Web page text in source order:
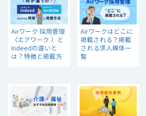
Airワーク 採用管理
（エアワーク ）と
Indeedの違いと
は？特徴と掲載方
Airワークはどこに
掲載される？掲載
される求人媒体一
覧